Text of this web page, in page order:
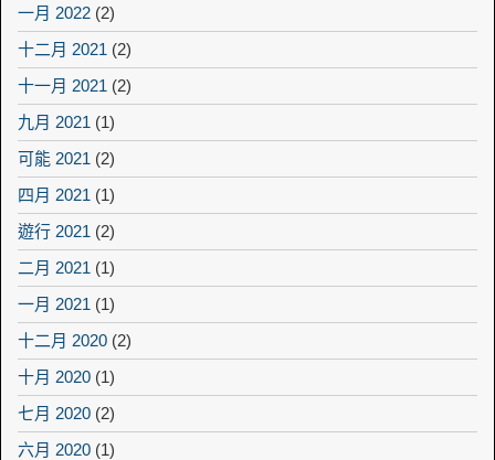
一月 2022 (2)
十二月 2021 (2)
十一月 2021 (2)
九月 2021 (1)
可能 2021 (2)
四月 2021 (1)
遊行 2021 (2)
二月 2021 (1)
一月 2021 (1)
十二月 2020 (2)
十月 2020 (1)
七月 2020 (2)
六月 2020 (1)